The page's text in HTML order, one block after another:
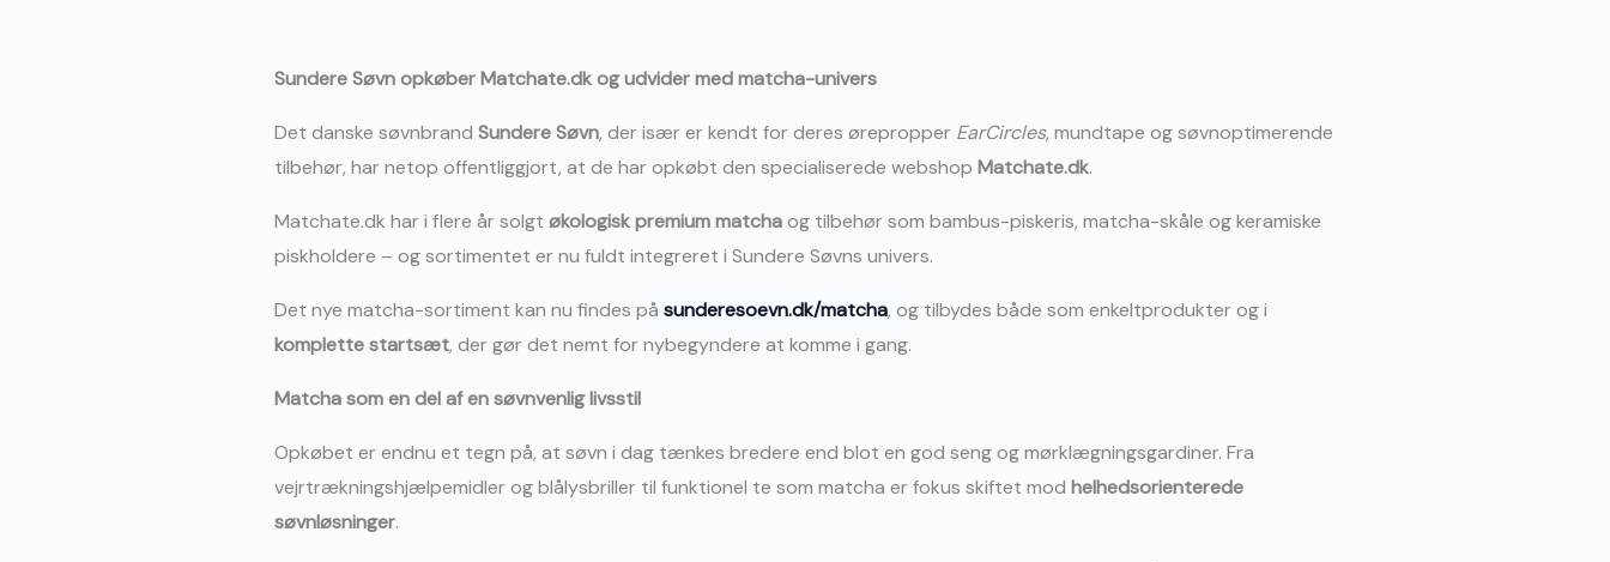
Sundere Søvn opkøber Matchate.dk og udvider med matcha-univers
Det danske søvnbrand Sundere Søvn, der især er kendt for deres ørepropper EarCircles, mundtape og søvnoptimerende
tilbehør, har netop offentliggjort, at de har opkøbt den specialiserede webshop Matchate.dk.
Matchate.dk har i flere år solgt økologisk premium matchaog tilbehør som bambus-piskeris, matcha-skåle og keramiske
piskholdere – og sortimentet er nu fuldt integreret i Sundere Søvns univers.
Det nye matcha-sortiment kan nu findes på sunderesoevn.dk/matcha, og tilbydes både som enkeltprodukter og i
komplette startsæt, der gør det nemt for nybegyndere at komme i gang.
Matcha som en del af en søvnvenlig livsstil
Opkøbet er endnu et tegn på, at søvn i dag tænkes bredere end blot en god seng og mørklægningsgardiner. Fra
vejrtrækningshjælpemidler og blålysbriller til funktionel te som matcha er fokus skiftet mod helhedsorienterede
søvnløsninger.